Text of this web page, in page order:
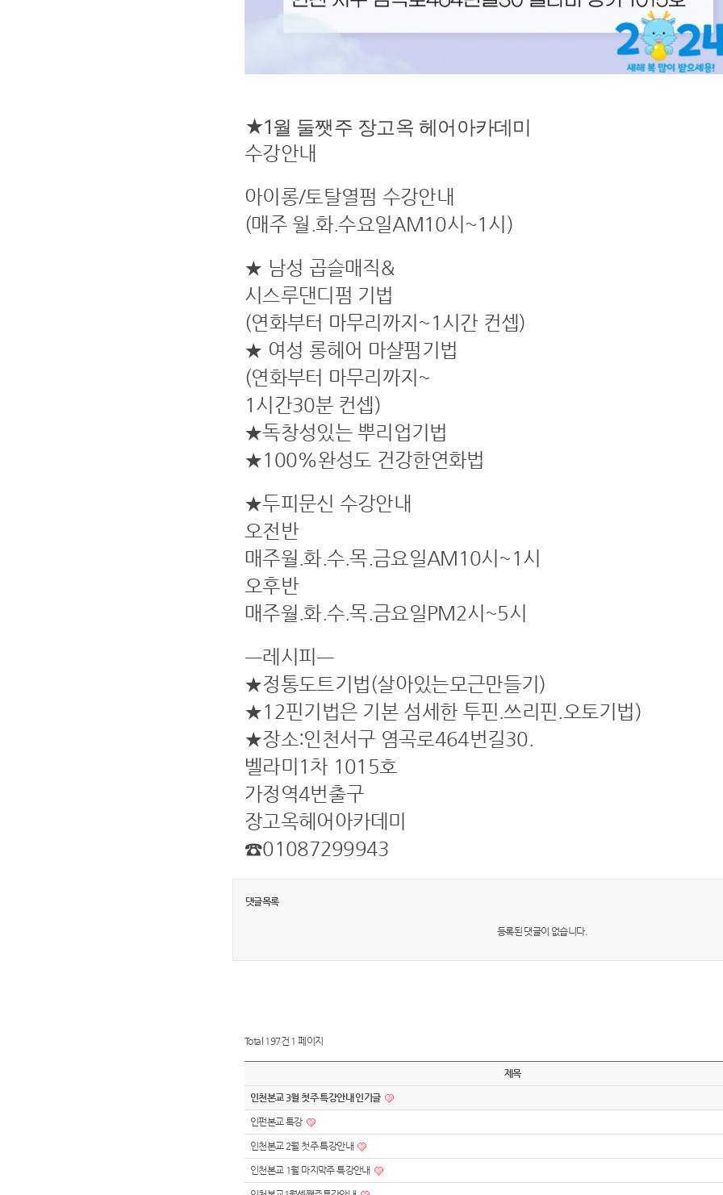
★1월 둘쨋주 장고옥 헤어아카데미
수강안내
아이롱/토탈열펌 수강안내
(매주 월.화.수요일AM10시~1시)
★ 남성 곱슬매직&
시스루댄디펌 기법
(연화부터 마무리까지~1시간 컨셉)
★ 여성 롱헤어 마샬펌기법
(연화부터 마무리까지~
1시간30분 컨셉)
★독창성있는 뿌리업기법
★100%완성도 건강한연화법
★두피문신 수강안내
오전반
매주월.화.수.목.금요일AM10시~1시
오후반
매주월.화.수.목.금요일PM2시~5시
ㅡ레시피ㅡ
★정통도트기법(살아있는모근만들기)
★12핀기법은 기본 섬세한 투핀.쓰리핀.오토기법)
★장소:인천서구 염곡로464번길30.
벨라미1차 1015호
가정역4번출구
장고옥헤어아카데미
☎01087299943
댓글목록
등록된 댓글이 없습니다.
Total 197건 1 페이지
제목
인천본교 3월 첫주 특강안내 인기글
인펀본교 특강
인천본교 2월 첫주 특강안내
인천본교 1월 마지막주 특강안내